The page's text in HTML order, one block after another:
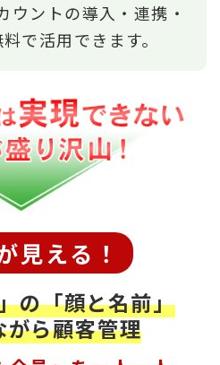
ウントの導入・連携・
で活用できます。
見える！
の「顔と名前」
がら顧客管理